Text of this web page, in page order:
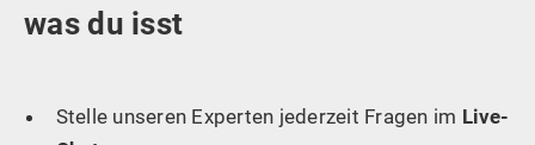
was du isst
Stelle unseren Experten jederzeit Fragen im Live-